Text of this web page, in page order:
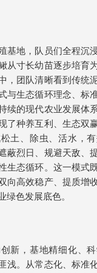
基地，队员们全程沉
从寸长幼苗逐步培育
，团队清晰看到传统
与生态循环理念、标
续的现代农业发展体
了种养互利、生态双
土、除虫、活水，
蔽烈日、规避天敌、
生态循环。这一模式
向高效稳产、提质增
绿色发展底色。
新，基地精细化、
浅。从常态化、标准